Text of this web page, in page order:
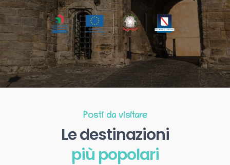
Posti da visitare
Le destinazioni
più popolari